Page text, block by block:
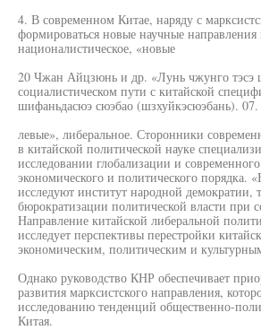
4. В современном Китае, наряду с
формироваться новые научные
националистическое, «новые
20 Чжан Айцзюнь и др. «Лунь чжунго тэсэ
социалистическом пути с китайской
шифаньдасюэ сюэбао (шзхуйкэсюэбань).
левые», либеральное. Сторонники
в китайской политической науке
исследовании глобализации и
экономического и политического порядка.
исследуют институт народной демократии,
бюрократизации политической власти при
Направление китайской либеральной
исследует перспективы перестройки
экономическим, политическим и
Однако руководство КНР обеспечивает
развития марксистского направления,
исследованию тенденций общественно-
Китая.